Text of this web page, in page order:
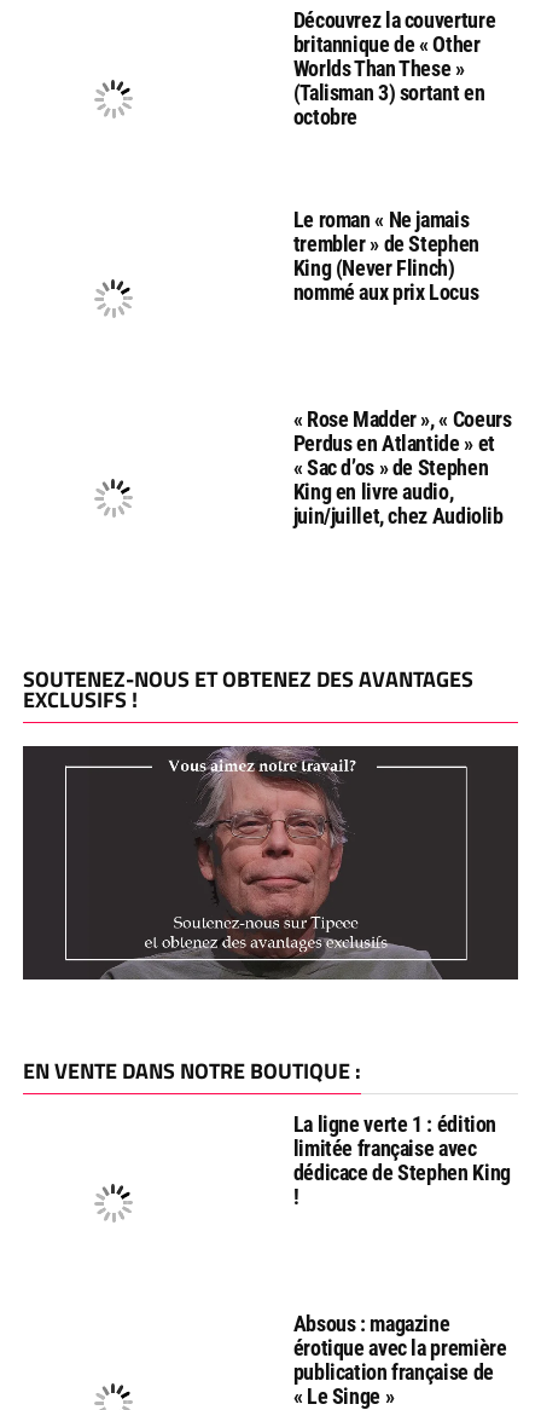
Découvrez la couverture
britannique de « Other
Worlds Than These »
(Talisman 3) sortant en
octobre
Le roman « Ne jamais
trembler » de Stephen
King (Never Flinch)
nommé aux prix Locus
« Rose Madder », « Coeurs
Perdus en Atlantide » et
« Sac d’os » de Stephen
King en livre audio,
juin/juillet, chez Audiolib
SOUTENEZ-NOUS ET OBTENEZ DES AVANTAGES
EXCLUSIFS !
EN VENTE DANS NOTRE BOUTIQUE :
La ligne verte 1 : édition
limitée française avec
dédicace de Stephen King
!
Absous : magazine
érotique avec la première
publication française de
« Le Singe »